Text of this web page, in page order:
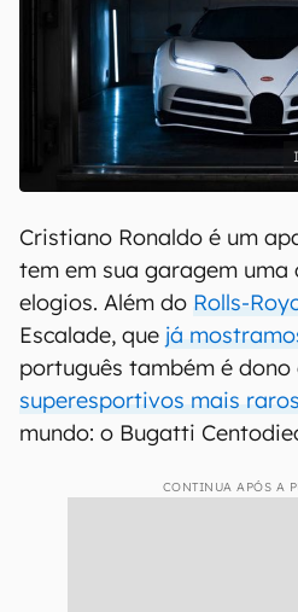
Cristiano Ronaldo é um
tem em sua garagem uma
elogios. Além do Rolls-
Escalade, que já
português também é dono
superesportivos mais raros
mundo: o Bugatti
CONTINUA APÓS A